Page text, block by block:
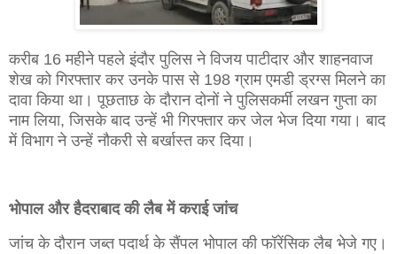
करीब 16 महीने पहले इंदौर पुलिस ने विजय पाटीदार और शाहनवाज
शेख को गिरफ्तार कर उनके पास से 198 ग्राम एमडी ड्रग्स मिलने का
दावा किया था। पूछताछ के दौरान दोनों ने पुलिसकर्मी लखन गुप्ता का
नाम लिया, जिसके बाद उन्हें भी गिरफ्तार कर जेल भेज दिया गया। बाद
में विभाग ने उन्हें नौकरी से बर्खास्त कर दिया।
भोपाल और हैदराबाद की लैब में कराई जांच
जांच के दौरान जब्त पदार्थ के सैंपल भोपाल की फॉरेंसिक लैब भेजे गए।